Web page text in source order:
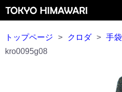
トップページ > クロダ > 手袋
kro0095g08